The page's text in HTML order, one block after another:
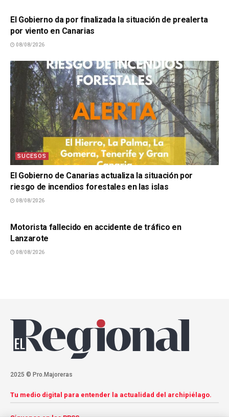
El Gobierno da por finalizada la situación de prealerta
por viento en Canarias
08/08/2026
SUCESOS
El Gobierno de Canarias actualiza la situación por
riesgo de incendios forestales en las islas
08/08/2026
Motorista fallecido en accidente de tráfico en
Lanzarote
08/08/2026
2025 © Pro.Majoreras
Tu medio digital para entender la actualidad del archipiélago.